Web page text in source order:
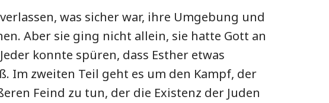
was sicher war, ihre Umgebung und
Aber sie ging nicht allein, sie hatte Gott an
konnte spüren, dass Esther etwas
Im zweiten Teil geht es um den Kampf, der
Feind zu tun, der die Existenz der Juden